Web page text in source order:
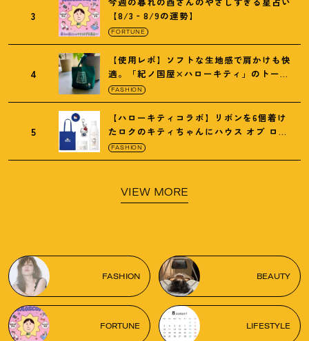
3
【8/3‐8/9の運勢】
FORTUNE
4
【使用レポ】ソフトな生地感で肩かけも快
適。「紀ノ国屋×ハローキティ」のトート
がガシガシ使えて最高です
FASHION
5
【ハローキティコラボ】リボンを6個着け
たロクのキティちゃんにハウス オブ ロー
ゼの限定パケも
FASHION
VIEW MORE
FASHION BEAUTY
FORTUNE LIFESTYLE